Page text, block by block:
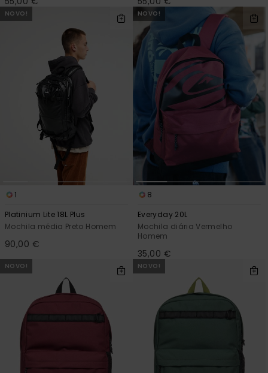
NOVO!
1
Platinium Lite 18L Plus
Mochila média Preto Homem
90,00 €
NOVO!
8
Everyday 20L
Mochila diária Vermelho
Homem
35,00 €
NOVO! NOVO!